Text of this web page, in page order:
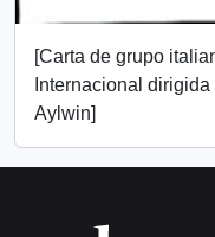
[Carta de grupo
Internacional
Aylwin]